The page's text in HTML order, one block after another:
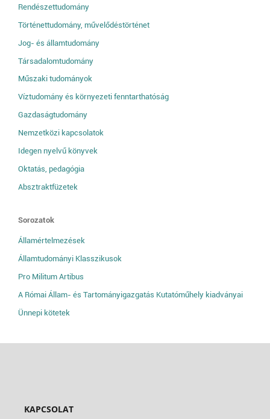
Rendészettudomány
Történettudomány, művelődéstörténet
Jog- és államtudomány
Társadalomtudomány
Műszaki tudományok
Víztudomány és környezeti fenntarthatóság
Gazdaságtudomány
Nemzetközi kapcsolatok
Idegen nyelvű könyvek
Oktatás, pedagógia
Absztraktfüzetek
Sorozatok
Államértelmezések
Államtudományi Klasszikusok
Pro Militum Artibus
A Római Állam- és Tartományigazgatás Kutatóműhely kiadványai
Ünnepi kötetek
KAPCSOLAT